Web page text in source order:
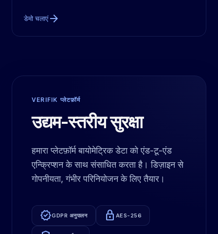
डेमो चलाएंarrow_forward
VERIFIK प्लेटफ़ॉर्म
उद्यम-स्तरीय सुरक्षा
हमारा प्लेटफ़ॉर्म बायोमेट्रिक डेटा को एंड-टू-एंड
एन्क्रिप्शन के साथ संसाधित करता है। डिज़ाइन से
गोपनीयता, गंभीर परिनियोजन के लिए तैयार।
verifiedGDPR अनुपालन lock AES-256